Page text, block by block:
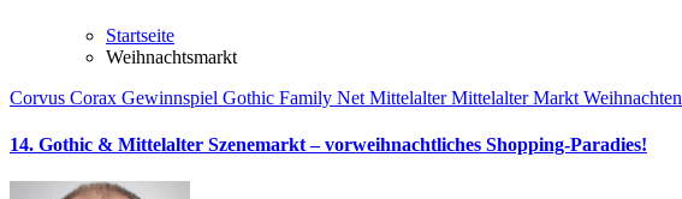
Startseite
Weihnachtsmarkt
Corvus Corax Gewinnspiel Gothic Family Net MittelalterMittelalter Markt Weihnachten
14. Gothic & Mittelalter Szenemarkt – vorweihnachtliches Shopping-Paradies!